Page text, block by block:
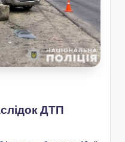
ДТП